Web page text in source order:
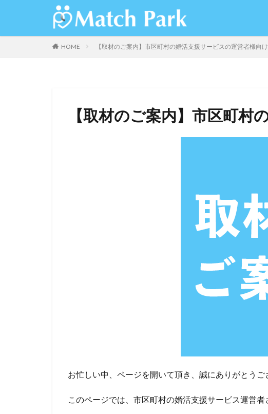
HOME 【取材のご案内】市区町村の婚活支援サービスの運営者様向け
【取材のご案内】市区町村
お忙しい中、ページを開いて頂き、誠にありがとうご
このページでは、市区町村の婚活支援サービス運営者